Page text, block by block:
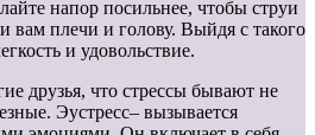
напор посильнее, чтобы струи
вам плечи и голову. Выйдя с такого
и удовольствие.
друзья, что стрессы бывают не
Эустресс– вызывается